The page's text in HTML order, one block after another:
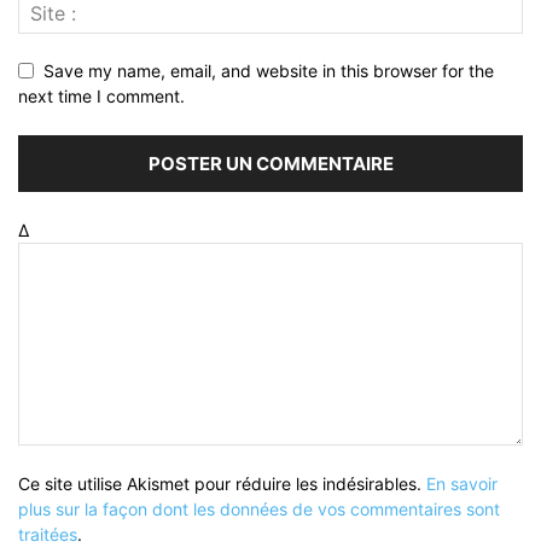
Save my name, email, and website in this browser for the
next time I comment.
Δ
Ce site utilise Akismet pour réduire les indésirables. En savoir
plus sur la façon dont les données de vos commentaires sont
traitées.